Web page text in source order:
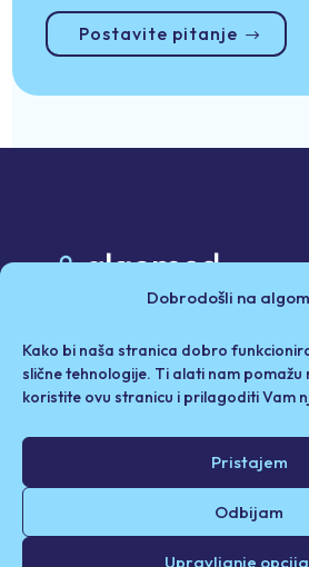
Dobrodošli na
Kako bi naša stranica dobro
slične tehnologije. Ti alati nam pomažu
koristite ovu stranicu i prilagoditi Vam
Pristajem
Odbijam
Upravljanje
Postavite pitanje
Politika privatnosti i kolačići
Odricanje od odgovornosti /
© 2026. Algomed d.o.o. Sva